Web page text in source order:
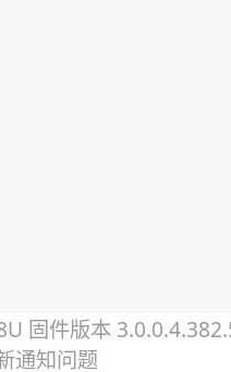
固件版本
通知问题